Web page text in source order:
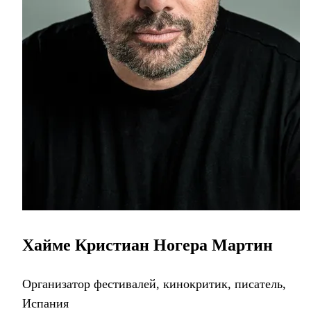
Хайме Кристиан Ногера Мартин
Организатор фестивалей, кинокритик, писатель,
Испания